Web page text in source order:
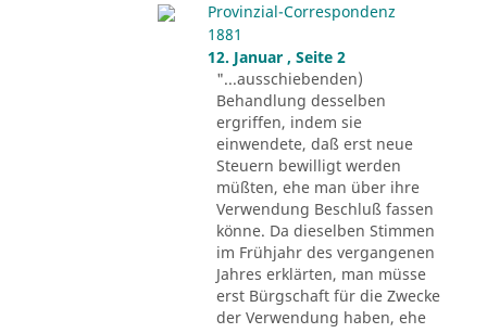
Provinzial-Correspondenz
1881
12. Januar , Seite 2
"...ausschiebenden)
Behandlung desselben
ergriffen, indem sie
einwendete, daß erst neue
Steuern bewilligt werden
müßten, ehe man über ihre
Verwendung Beschluß fassen
könne. Da dieselben Stimmen
im Frühjahr des vergangenen
Jahres erklärten, man müsse
erst Bürgschaft für die Zwecke
der Verwendung haben, ehe